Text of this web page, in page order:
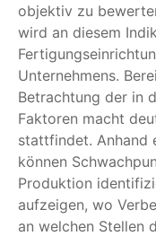
objektiv zu
wird an diesem
Unternehmens.
Betrachtung der in
Faktoren macht
stattfindet. Anhand
können
Produktion
aufzeigen, wo
an welchen Stellen